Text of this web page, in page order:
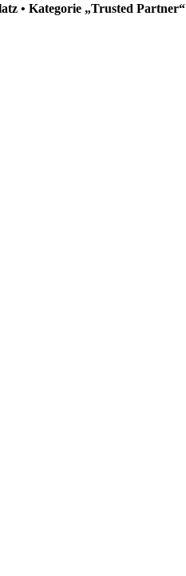
• Kategorie „Trusted Partner“